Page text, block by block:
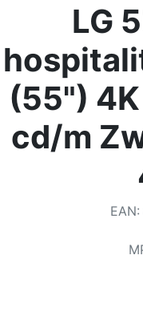
Pays de livraison
Baisses de prix
Paramètres
Soutenez-nous
LG
(55")
cd/m
EAN: